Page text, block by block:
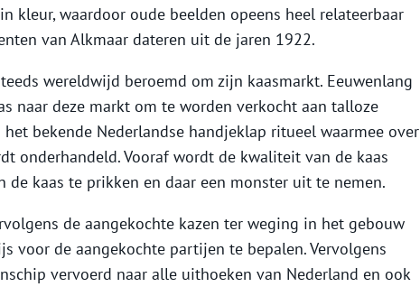
kleur, waardoor oude beelden opeens heel relateerbaar
van Alkmaar dateren uit de jaren 1922.
wereldwijd beroemd om zijn kaasmarkt. Eeuwenlang
naar deze markt om te worden verkocht aan talloze
het bekende Nederlandse handjeklap ritueel waarmee over
onderhandeld. Vooraf wordt de kwaliteit van de kaas
de kaas te prikken en daar een monster uit te nemen.
de aangekochte kazen ter weging in het gebouw
voor de aangekochte partijen te bepalen. Vervolgens
vervoerd naar alle uithoeken van Nederland en ook